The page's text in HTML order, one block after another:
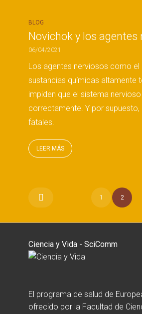
BLOG
Novichok y los agentes
06/04/2021
Los agentes nerviosos como el
sustancias químicas altamente
impiden que el sistema
correctamente. Y por supuesto,
fatales.
LEER MÁS
1 2
Ciencia y Vida - SciComm
El programa de salud de
ofrecido por la Facultad de